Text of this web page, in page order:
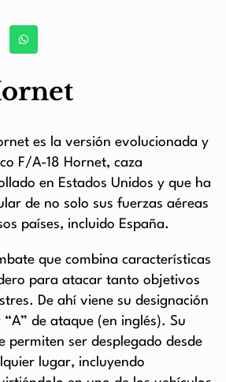
es la versión evolucionada y
F/A-18 Hornet, caza
en Estados Unidos y que ha
de no solo sus fuerzas aéreas
países, incluido España.
que combina características
para atacar tanto objetivos
De ahí viene su designación
“A” de ataque (en inglés). Su
permiten ser desplegado desde
lugar, incluyendo